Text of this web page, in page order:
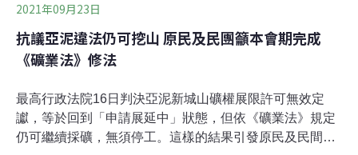
2021年09月23日
抗議亞泥違法仍可挖山 原民及民團籲本會期完成
《礦業法》修法
最高行政法院16日判決亞泥新城山礦權展限許可無效定
讞，等於回到「申請展延中」狀態，但依《礦業法》規定
仍可繼續採礦，無須停工。這樣的結果引發原民及民間團